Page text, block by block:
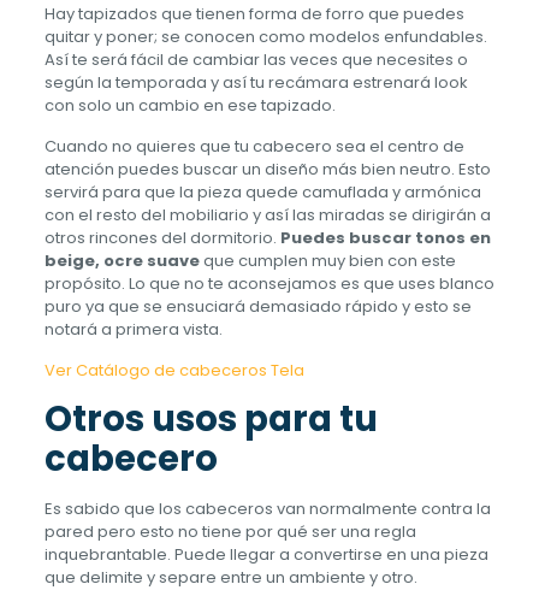
Hay tapizados que tienen forma de forro que puedes
quitar y poner; se conocen como modelos enfundables.
Así te será fácil de cambiar las veces que necesites o
según la temporada y así tu recámara estrenará look
con solo un cambio en ese tapizado.
Cuando no quieres que tu cabecero sea el centro de
atención puedes buscar un diseño más bien neutro. Esto
servirá para que la pieza quede camuflada y armónica
con el resto del mobiliario y así las miradas se dirigirán a
otros rincones del dormitorio. Puedes buscar tonos en
beige, ocre suaveque cumplen muy bien con este
propósito. Lo que no te aconsejamos es que uses blanco
puro ya que se ensuciará demasiado rápido y esto se
notará a primera vista.
Ver Catálogo de cabeceros Tela
Otros usos para tu
cabecero
Es sabido que los cabeceros van normalmente contra la
pared pero esto no tiene por qué ser una regla
inquebrantable. Puede llegar a convertirse en una pieza
que delimite y separe entre un ambiente y otro.